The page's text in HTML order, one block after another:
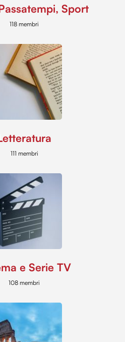
Sport
118 membri
111 membri
e Serie TV
108 membri